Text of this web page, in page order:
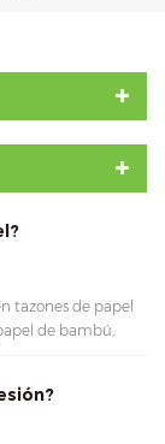
tazones de papel
de bambú,